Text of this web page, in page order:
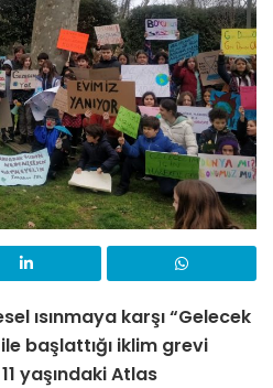
ısınmaya karşı “Gelecek
başlattığı iklim grevi
yaşındaki Atlas